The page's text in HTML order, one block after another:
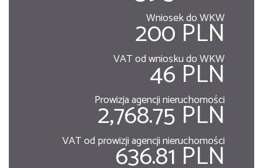
Wniosek do WKW
200 PLN
VAT od wniosku do WKW
46 PLN
Prowizja agencji nieruchomości
2,768.75 PLN
VAT od prowizji agencji nieruchomości
636.81 PLN